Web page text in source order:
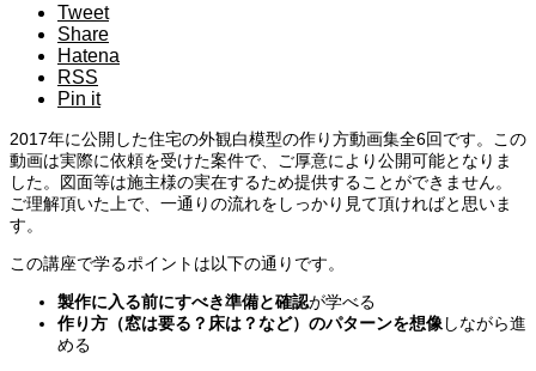
Tweet
Share
Hatena
RSS
Pin it
2017年に公開した住宅の外観白模型の作り方動画集全6回です。この
動画は実際に依頼を受けた案件で、ご厚意により公開可能となりま
した。図面等は施主様の実在するため提供することができません。
ご理解頂いた上で、一通りの流れをしっかり見て頂ければと思いま
す。
この講座で学るポイントは以下の通りです。
製作に入る前にすべき準備と確認が学べる
作り方（窓は要る？床は？など）のパターンを想像 しながら進
める